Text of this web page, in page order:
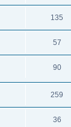
135
57
90
259
36